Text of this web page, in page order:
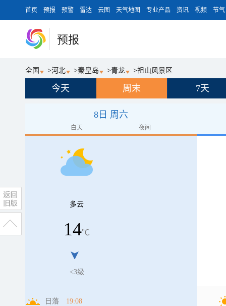
首页 预报 预警 雷达 云图 天气地图 专业产品 资讯 视频 节气
预报
全国 >河北 >秦皇岛 >青龙 >祖山风景区
今天 周末 7天
8日 周六
白天 夜间
多云
14℃
<3级
日落 19:08